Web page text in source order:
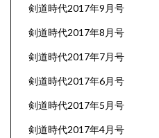
剣道時代2017年9月号
剣道時代2017年8月号
剣道時代2017年7月号
剣道時代2017年6月号
剣道時代2017年5月号
剣道時代2017年4月号